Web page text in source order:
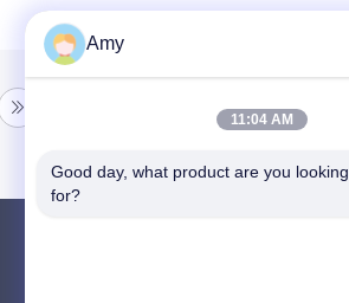
Amy
11:04 AM
Good day, what product are you looking
for?